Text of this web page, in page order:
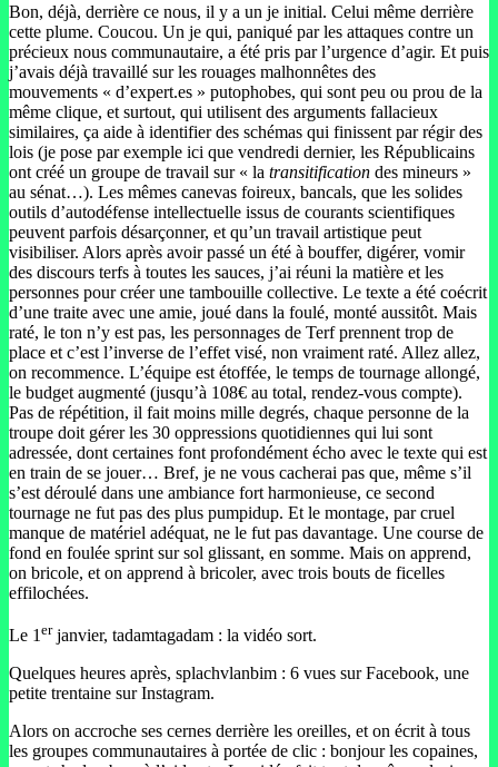
Bon, déjà, derrière ce nous, il y a un je initial. Celui même derrière
cette plume. Coucou. Un je qui, paniqué par les attaques contre un
précieux nous communautaire, a été pris par l’urgence d’agir. Et puis
j’avais déjà travaillé sur les rouages malhonnêtes des
mouvements « d’expert.es » putophobes, qui sont peu ou prou de la
même clique, et surtout, qui utilisent des arguments fallacieux
similaires, ça aide à identifier des schémas qui finissent par régir des
lois (je pose par exemple ici que vendredi dernier, les Républicains
ont créé un groupe de travail sur « la transitification des mineurs »
au sénat…). Les mêmes canevas foireux, bancals, que les solides
outils d’autodéfense intellectuelle issus de courants scientifiques
peuvent parfois désarçonner, et qu’un travail artistique peut
visibiliser. Alors après avoir passé un été à bouffer, digérer, vomir
des discours terfs à toutes les sauces, j’ai réuni la matière et les
personnes pour créer une tambouille collective. Le texte a été coécrit
d’une traite avec une amie, joué dans la foulé, monté aussitôt. Mais
raté, le ton n’y est pas, les personnages de Terf prennent trop de
place et c’est l’inverse de l’effet visé, non vraiment raté. Allez allez,
on recommence. L’équipe est étoffée, le temps de tournage allongé,
le budget augmenté (jusqu’à 108€ au total, rendez-vous compte).
Pas de répétition, il fait moins mille degrés, chaque personne de la
troupe doit gérer les 30 oppressions quotidiennes qui lui sont
adressée, dont certaines font profondément écho avec le texte qui est
en train de se jouer… Bref, je ne vous cacherai pas que, même s’il
s’est déroulé dans une ambiance fort harmonieuse, ce second
tournage ne fut pas des plus pumpidup. Et le montage, par cruel
manque de matériel adéquat, ne le fut pas davantage. Une course de
fond en foulée sprint sur sol glissant, en somme. Mais on apprend,
on bricole, et on apprend à bricoler, avec trois bouts de ficelles
effilochées.
Le 1 erjanvier, tadamtagadam : la vidéo sort.
Quelques heures après, splachvlanbim : 6 vues sur Facebook, une
petite trentaine sur Instagram.
Alors on accroche ses cernes derrière les oreilles, et on écrit à tous
les groupes communautaires à portée de clic : bonjour les copaines,